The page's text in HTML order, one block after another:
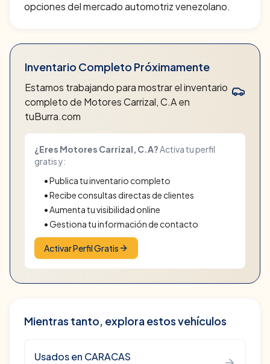
opciones del mercado automotriz venezolano.
Inventario Completo Próximamente
Estamos trabajando para mostrar el inventario
completo de Motores Carrizal, C.Aen
tuBurra.com
¿Eres Motores Carrizal, C.A?Activa tu perfil
gratis y:
• Publica tu inventario completo
• Recibe consultas directas de clientes
• Aumenta tu visibilidad online
• Gestiona tu información de contacto
Activar Perfil Gratis
Mientras tanto, explora estos vehículos
Usadosen CARACAS